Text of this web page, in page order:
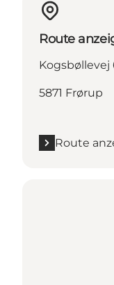
Route
Kogsbøllevej
5871 Frørup
Route